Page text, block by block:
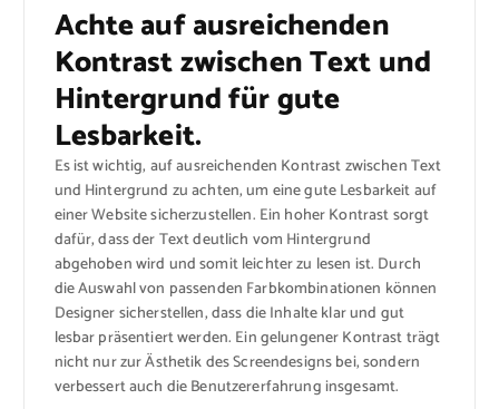
Achte auf ausreichenden
Kontrast zwischen Text und
Hintergrund für gute
Lesbarkeit.
Es ist wichtig, auf ausreichenden Kontrast zwischen Text
und Hintergrund zu achten, um eine gute Lesbarkeit auf
einer Website sicherzustellen. Ein hoher Kontrast sorgt
dafür, dass der Text deutlich vom Hintergrund
abgehoben wird und somit leichter zu lesen ist. Durch
die Auswahl von passenden Farbkombinationen können
Designer sicherstellen, dass die Inhalte klar und gut
lesbar präsentiert werden. Ein gelungener Kontrast trägt
nicht nur zur Ästhetik des Screendesigns bei, sondern
verbessert auch die Benutzererfahrung insgesamt.